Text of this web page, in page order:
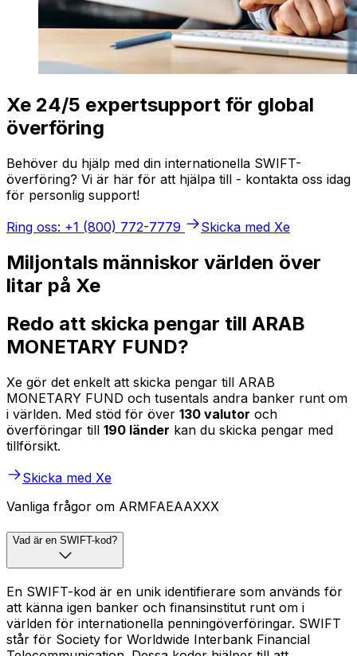
Xe 24/5 expertsupport för global
överföring
Behöver du hjälp med din internationella SWIFT-
överföring? Vi är här för att hjälpa till - kontakta oss idag
för personlig support!
Ring oss: +1 (800) 772-7779
Skicka med Xe
Miljontals människor världen över
litar på Xe
Redo att skicka pengar till ARAB
MONETARY FUND?
Xe gör det enkelt att skicka pengar till ARAB
MONETARY FUND och tusentals andra banker runt om
i världen. Med stöd för över 130 valutor och
överföringar till 190 länder kan du skicka pengar med
tillförsikt.
Skicka med Xe
Vanliga frågor om ARMFAEAAXXX
Vad är en SWIFT-kod?
En SWIFT-kod är en unik identifierare som används för
att känna igen banker och finansinstitut runt om i
världen för internationella penningöverföringar. SWIFT
står för Society for Worldwide Interbank Financial